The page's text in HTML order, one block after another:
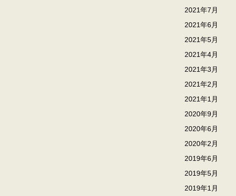
2021年7月
2021年6月
2021年5月
2021年4月
2021年3月
2021年2月
2021年1月
2020年9月
2020年6月
2020年2月
2019年6月
2019年5月
2019年1月